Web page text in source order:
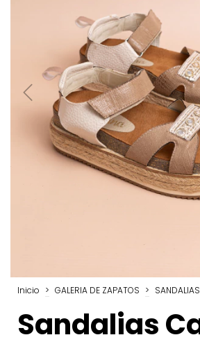
Inicio > GALERIA DE ZAPATOS > SANDALIAS
Sandalias